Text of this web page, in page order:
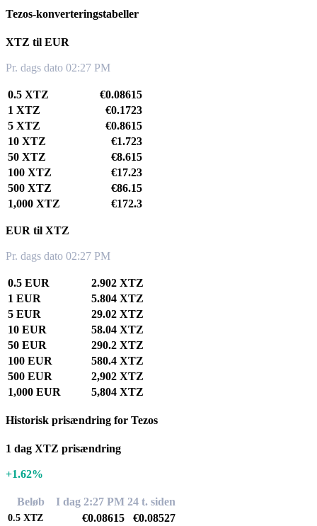
Tezos-konverteringstabeller
XTZ til EUR
Pr. dags dato 02:27 PM
0.5 XTZ
€0.08615
1 XTZ
€0.1723
5 XTZ
€0.8615
10 XTZ
€1.723
50 XTZ
€8.615
100 XTZ
€17.23
500 XTZ
€86.15
1,000 XTZ
€172.3
EUR til XTZ
Pr. dags dato 02:27 PM
0.5 EUR
2.902 XTZ
1 EUR
5.804 XTZ
5 EUR
29.02 XTZ
10 EUR
58.04 XTZ
50 EUR
290.2 XTZ
100 EUR
580.4 XTZ
500 EUR
2,902 XTZ
1,000 EUR
5,804 XTZ
Historisk prisændring for Tezos
1 dag XTZ prisændring
+1.62%
Beløb I dag 2:27 PM 24 t. siden
0.5 XTZ €0.08615 €0.08527